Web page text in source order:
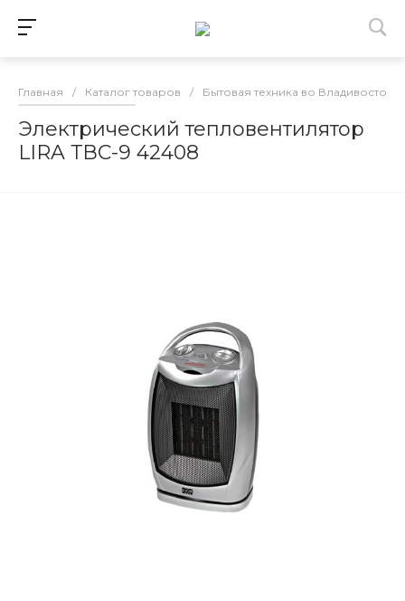
Главная / Каталог товаров / Бытовая техника во Владивостоке
Электрический тепловентилятор
LIRA ТВС-9 42408